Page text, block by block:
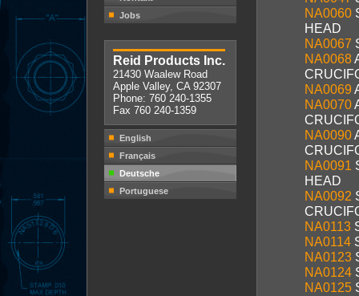
Jobs
Reid Products Inc.
21430 Waalew Road
Apple Valley, CA 92307
Phone: 760 240-1355
Fax 760 240-1359
English
Français
Deutsche
Portuguese
NA0060
HEAD
NA0067
NA0068
NA0069
NA0070
NA0090
NA0091
HEAD
NA0092
NA0113
NA0114
NA0123
NA0124
NA0125